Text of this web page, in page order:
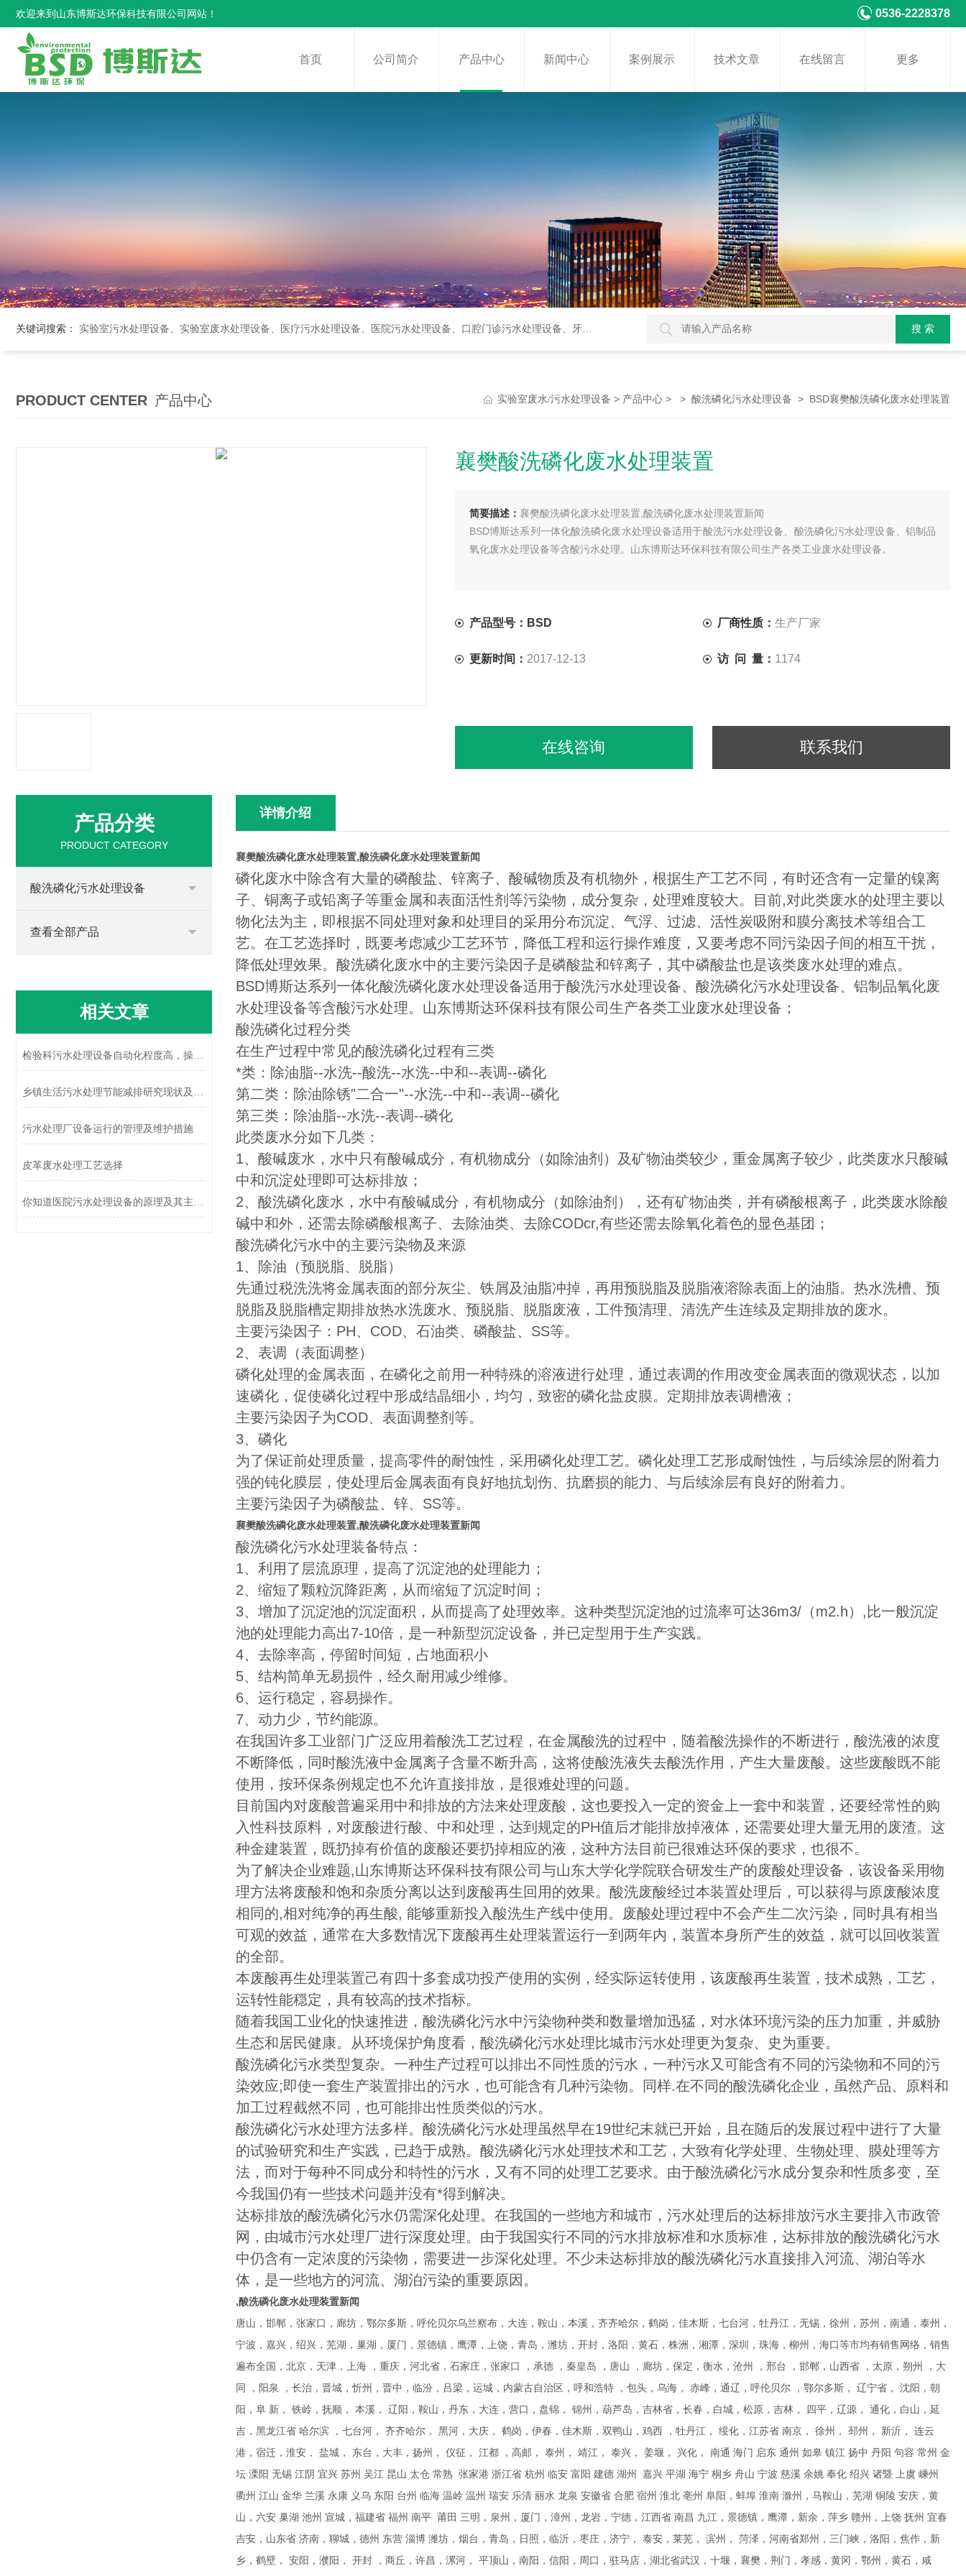
欢迎来到山东博斯达环保科技有限公司网站！ 0536-2228378
首页 公司简介 产品中心 新闻中心 案例展示 技术文章 在线留言 更多
关键词搜索： 实验室污水处理设备、实验室废水处理设备、医疗污水处理设备、医院污水处理设备、口腔门诊污水处理设备、牙科诊所污水处理设备、次氯酸发生器
PRODUCT CENTER 产品中心 实验室废水/污水处理设备 > 产品中心 > > 酸洗磷化污水处理设备 > BSD襄樊酸洗磷化废水处理装置
襄樊酸洗磷化废水处理装置
简要描述： 襄樊酸洗磷化废水处理装置,酸洗磷化废水处理装置新闻
BSD博斯达系列一体化酸洗磷化废水处理设备适用于酸洗污水处理设备、酸洗磷化污水处理设备、铝制品
氧化废水处理设备等含酸污水处理。山东博斯达环保科技有限公司生产各类工业废水处理设备。
产品型号：BSD 厂商性质： 生产厂家
更新时间： 2017-12-13 访 问 量： 1174
在线咨询 联系我们
详情介绍
襄樊酸洗磷化废水处理装置,酸洗磷化废水处理装置新闻
磷化废水中除含有大量的磷酸盐、锌离子、酸碱物质及有机物外，根据生产工艺不同，有时还含有一定量的镍离
子、铜离子或铅离子等重金属和表面活性剂等污染物，成分复杂，处理难度较大。目前,对此类废水的处理主要以
物化法为主，即根据不同处理对象和处理目的采用分布沉淀、气浮、过滤、活性炭吸附和膜分离技术等组合工
艺。在工艺选择时，既要考虑减少工艺环节，降低工程和运行操作难度，又要考虑不同污染因子间的相互干扰，
降低处理效果。酸洗磷化废水中的主要污染因子是磷酸盐和锌离子，其中磷酸盐也是该类废水处理的难点。
BSD博斯达系列一体化酸洗磷化废水处理设备适用于酸洗污水处理设备、酸洗磷化污水处理设备、铝制品氧化废
水处理设备等含酸污水处理。山东博斯达环保科技有限公司生产各类工业废水处理设备；
酸洗磷化过程分类
在生产过程中常见的酸洗磷化过程有三类
*类：除油脂--水洗--酸洗--水洗--中和--表调--磷化
第二类：除油除锈"二合一"--水洗--中和--表调--磷化
第三类：除油脂--水洗--表调--磷化
此类废水分如下几类：
1、酸碱废水，水中只有酸碱成分，有机物成分（如除油剂）及矿物油类较少，重金属离子较少，此类废水只酸碱
中和沉淀处理即可达标排放；
2、酸洗磷化废水，水中有酸碱成分，有机物成分（如除油剂），还有矿物油类，并有磷酸根离子，此类废水除酸
碱中和外，还需去除磷酸根离子、去除油类、去除CODcr,有些还需去除氧化着色的显色基团；
酸洗磷化污水中的主要污染物及来源
1、除油（预脱脂、脱脂）
先通过税洗洗将金属表面的部分灰尘、铁屑及油脂冲掉，再用预脱脂及脱脂液溶除表面上的油脂。热水洗槽、预
脱脂及脱脂槽定期排放热水洗废水、预脱脂、脱脂废液，工件预清理、清洗产生连续及定期排放的废水。
主要污染因子：PH、COD、石油类、磷酸盐、SS等。
2、表调（表面调整）
磷化处理的金属表面，在磷化之前用一种特殊的溶液进行处理，通过表调的作用改变金属表面的微观状态，以加
速磷化，促使磷化过程中形成结晶细小，均匀，致密的磷化盐皮膜。定期排放表调槽液；
主要污染因子为COD、表面调整剂等。
3、磷化
为了保证前处理质量，提高零件的耐蚀性，采用磷化处理工艺。磷化处理工艺形成耐蚀性，与后续涂层的附着力
强的钝化膜层，使处理后金属表面有良好地抗划伤、抗磨损的能力、与后续涂层有良好的附着力。
主要污染因子为磷酸盐、锌、SS等。
襄樊酸洗磷化废水处理装置,酸洗磷化废水处理装置新闻
酸洗磷化污水处理装备特点：
1、利用了层流原理，提高了沉淀池的处理能力；
2、缩短了颗粒沉降距离，从而缩短了沉淀时间；
3、增加了沉淀池的沉淀面积，从而提高了处理效率。这种类型沉淀池的过流率可达36m3/（m2.h）,比一般沉淀
池的处理能力高出7-10倍，是一种新型沉淀设备，并已定型用于生产实践。
4、去除率高，停留时间短，占地面积小
5、结构简单无易损件，经久耐用减少维修。
6、运行稳定，容易操作。
7、动力少，节约能源。
在我国许多工业部门广泛应用着酸洗工艺过程，在金属酸洗的过程中，随着酸洗操作的不断进行，酸洗液的浓度
不断降低，同时酸洗液中金属离子含量不断升高，这将使酸洗液失去酸洗作用，产生大量废酸。这些废酸既不能
使用，按环保条例规定也不允许直接排放，是很难处理的问题。
目前国内对废酸普遍采用中和排放的方法来处理废酸，这也要投入一定的资金上一套中和装置，还要经常性的购
入性科技原料，对废酸进行酸、中和处理，达到规定的PH值后才能排放掉液体，还需要处理大量无用的废渣。这
种金建装置，既扔掉有价值的废酸还要扔掉相应的液，这种方法目前已很难达环保的要求，也很不。
为了解决企业难题,山东博斯达环保科技有限公司与山东大学化学院联合研发生产的废酸处理设备，该设备采用物
理方法将废酸和饱和杂质分离以达到废酸再生回用的效果。酸洗废酸经过本装置处理后，可以获得与原废酸浓度
相同的,相对纯净的再生酸, 能够重新投入酸洗生产线中使用。废酸处理过程中不会产生二次污染，同时具有相当
可观的效益，通常在大多数情况下废酸再生处理装置运行一到两年内，装置本身所产生的效益，就可以回收装置
的全部。
本废酸再生处理装置己有四十多套成功投产使用的实例，经实际运转使用，该废酸再生装置，技术成熟，工艺，
运转性能穏定，具有较高的技术指标。
随着我国工业化的快速推进，酸洗磷化污水中污染物种类和数量增加迅猛，对水体环境污染的压力加重，并威胁
生态和居民健康。从环境保护角度看，酸洗磷化污水处理比城市污水处理更为复杂、史为重要。
酸洗磷化污水类型复杂。一种生产过程可以排出不同性质的污水，一种污水又可能含有不同的污染物和不同的污
染效应;即使一套生产装置排出的污水，也可能含有几种污染物。同样.在不同的酸洗磷化企业，虽然产品、原料和
加工过程截然不同，也可能排出性质类似的污水。
酸洗磷化污水处理方法多样。酸洗磷化污水处理虽然早在19世纪末就已开始，且在随后的发展过程中进行了大量
的试验研究和生产实践，已趋于成熟。酸洗磷化污水处理技术和工艺，大致有化学处理、生物处理、膜处理等方
法，而对于每种不同成分和特性的污水，又有不同的处理工艺要求。由于酸洗磷化污水成分复杂和性质多变，至
今我国仍有一些技术问题并没有*得到解决。
达标排放的酸洗磷化污水仍需深化处理。在我国的一些地方和城市，污水处理后的达标排放污水主要排入市政管
网，由城市污水处理厂进行深度处理。由于我国实行不同的污水排放标准和水质标准，达标排放的酸洗磷化污水
中仍含有一定浓度的污染物，需要进一步深化处理。不少未达标排放的酸洗磷化污水直接排入河流、湖泊等水
体，是一些地方的河流、湖泊污染的重要原因。
,酸洗磷化废水处理装置新闻
唐山，邯郸，张家口，廊坊，鄂尔多斯，呼伦贝尔乌兰察布，大连，鞍山，本溪，齐齐哈尔，鹤岗，佳木斯，七台河，牡丹江，无锡，徐州，苏州，南通，泰州，
宁波，嘉兴，绍兴，芜湖，巢湖，厦门，景德镇，鹰潭，上饶，青岛，潍坊，开封，洛阳，黄石，株洲，湘潭，深圳，珠海，柳州，海口等市均有销售网络，销售
遍布全国，北京，天津，上海 ，重庆，河北省，石家庄，张家口 ，承德 ，秦皇岛 ，唐山 ，廊坊，保定，衡水，沧州 ，邢台 ，邯郸，山西省 ，太原，朔州 ，大
同 ，阳泉 ，长治，晋城，忻州，晋中，临汾，吕梁，运城，内蒙古自治区，呼和浩特 ，包头，乌海， 赤峰，通辽，呼伦贝尔 ，鄂尔多斯， 辽宁省， 沈阳，朝
阳，阜 新， 铁岭，抚顺， 本溪， 辽阳，鞍山，丹东，大连，营口，盘锦， 锦州，葫芦岛，吉林省，长春，白城，松原，吉林， 四平，辽源， 通化，白山，延
吉，黑龙江省 哈尔滨 ，七台河， 齐齐哈尔， 黑河，大庆， 鹤岗，伊春，佳木斯，双鸭山，鸡西 ，牡丹江， 绥化，江苏省 南京， 徐州， 邳州， 新沂， 连云
港，宿迁，淮安， 盐城， 东台，大丰，扬州， 仪征， 江都 ，高邮， 泰州， 靖江， 泰兴， 姜堰， 兴化， 南通 海门 启东 通州 如皋 镇江 扬中 丹阳 句容 常州 金
坛 溧阳 无锡 江阴 宜兴 苏州 吴江 昆山 太仓 常熟 张家港 浙江省 杭州 临安 富阳 建德 湖州 嘉兴 平湖 海宁 桐乡 舟山 宁波 慈溪 余姚 奉化 绍兴 诸暨 上虞 嵊州
衢州 江山 金华 兰溪 永康 义乌 东阳 台州 临海 温岭 温州 瑞安 乐清 丽水 龙泉 安徽省 合肥 宿州 淮北 亳州 阜阳，蚌埠 淮南 滁州，马鞍山，芜湖 铜陵 安庆，黄
山，六安 巢湖 池州 宣城，福建省 福州 南平 莆田 三明，泉州，厦门，漳州，龙岩，宁德，江西省 南昌 九江，景德镇，鹰潭，新余，萍乡 赣州，上饶 抚州 宜春
吉安，山东省 济南，聊城，德州 东营 淄博 潍坊，烟台，青岛，日照，临沂，枣庄，济宁， 泰安，莱芜， 滨州， 菏泽，河南省郑州，三门峡，洛阳，焦作，新
乡，鹤壁， 安阳，濮阳， 开封 ，商丘，许昌，漯河， 平顶山，南阳，信阳，周口，驻马店，湖北省武汉，十堰，襄樊，荆门，孝感，黄冈，鄂州，黄石，咸
产品分类
PRODUCT CATEGORY
酸洗磷化污水处理设备
查看全部产品
相关文章
检验科污水处理设备自动化程度高，操作简单
乡镇生活污水处理节能减排研究现状及发展趋势
污水处理厂设备运行的管理及维护措施
皮革废水处理工艺选择
你知道医院污水处理设备的原理及其主要特点吗